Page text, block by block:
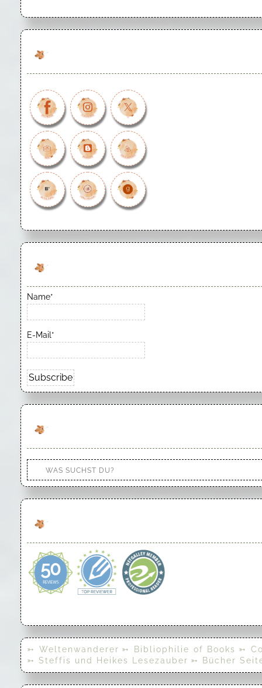
Name*
E-Mail*
➳ Weltenwanderer ➳ Bibliophilie of Books ➳
➳ Steffis und Heikes Lesezauber ➳ Bücher